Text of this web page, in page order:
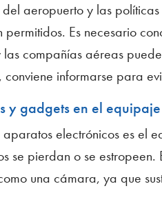
aeropuerto y las
Es necesario
compañías aéreas
informarse para
y gadgets en el
electrónicos es el
se pierdan o se
una cámara, ya que